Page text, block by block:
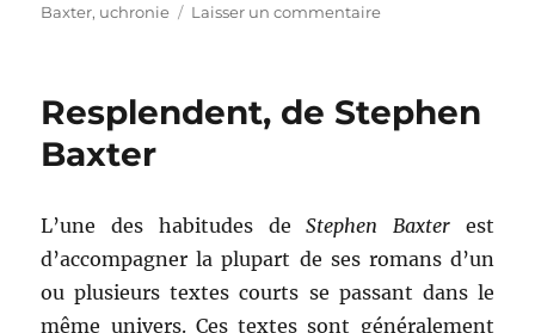
le
Baxter, uchronie Laisser un commentairesur
Baxter
Resplendent, de Stephen
Baxter
L’une des habitudes deStephen Baxterest
d’accompagner la plupart de ses romans d’un
ou plusieurs textes courts se passant dans le
même univers. Ces textes sont généralement